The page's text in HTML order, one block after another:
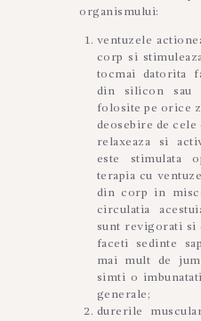
organismului:
ventuzele
corp si
tocmai datorita
din silicon sau
folosite pe orice
deosebire de
relaxeaza si
este stimulata
terapia cu
din corp in
circulatia
sunt revigorati si
faceti sedinte
mai mult de
simti o
generale;
durerile